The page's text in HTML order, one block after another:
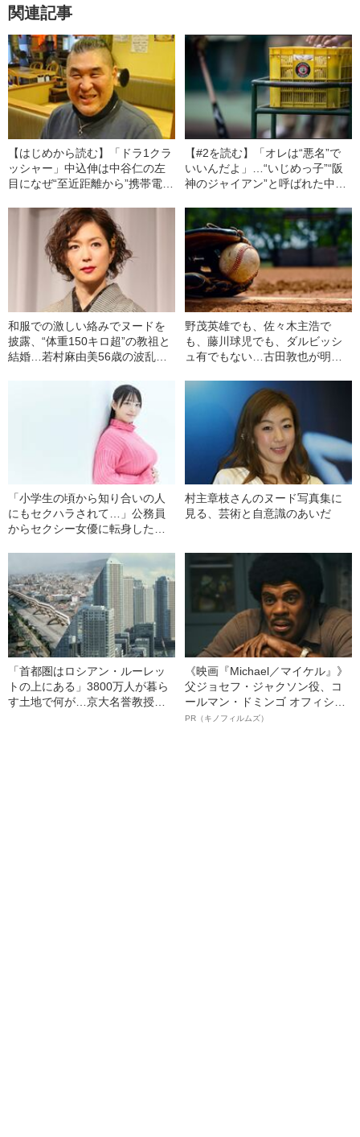
関連記事
【はじめから読む】「ドラ1クラ
ッシャー」中込伸は中谷仁の左
目になぜ“至近距離から”携帯電話
語り始めた“24年前の真相”
【#2を読む】「オレは“悪名”で
いいんだよ」…“いじめっ子”“阪
神のジャイアン”と呼ばれた中込
続けたワケ
和服での激しい絡みでヌードを
披露、“体重150キロ超”の教祖と
結婚…若村麻由美56歳の波乱万
野茂英雄でも、佐々木主浩で
も、藤川球児でも、ダルビッシ
ュ有でもない…古田敦也が明か
「小学生の頃から知り合いの人
にもセクハラされて…」公務員
からセクシー女優に転身した女
村主章枝さんのヌード写真集に
見る、芸術と自意識のあいだ
「首都圏はロシアン・ルーレッ
トの上にある」3800万人が暮ら
す土地で何が…京大名誉教授が
《映画『Michael／マイケル』》
父ジョセフ・ジャクソン役、コ
ールマン・ドミンゴ オフィシャ
ルインタビュー“観客を魅了した
PR（キノフィルムズ）